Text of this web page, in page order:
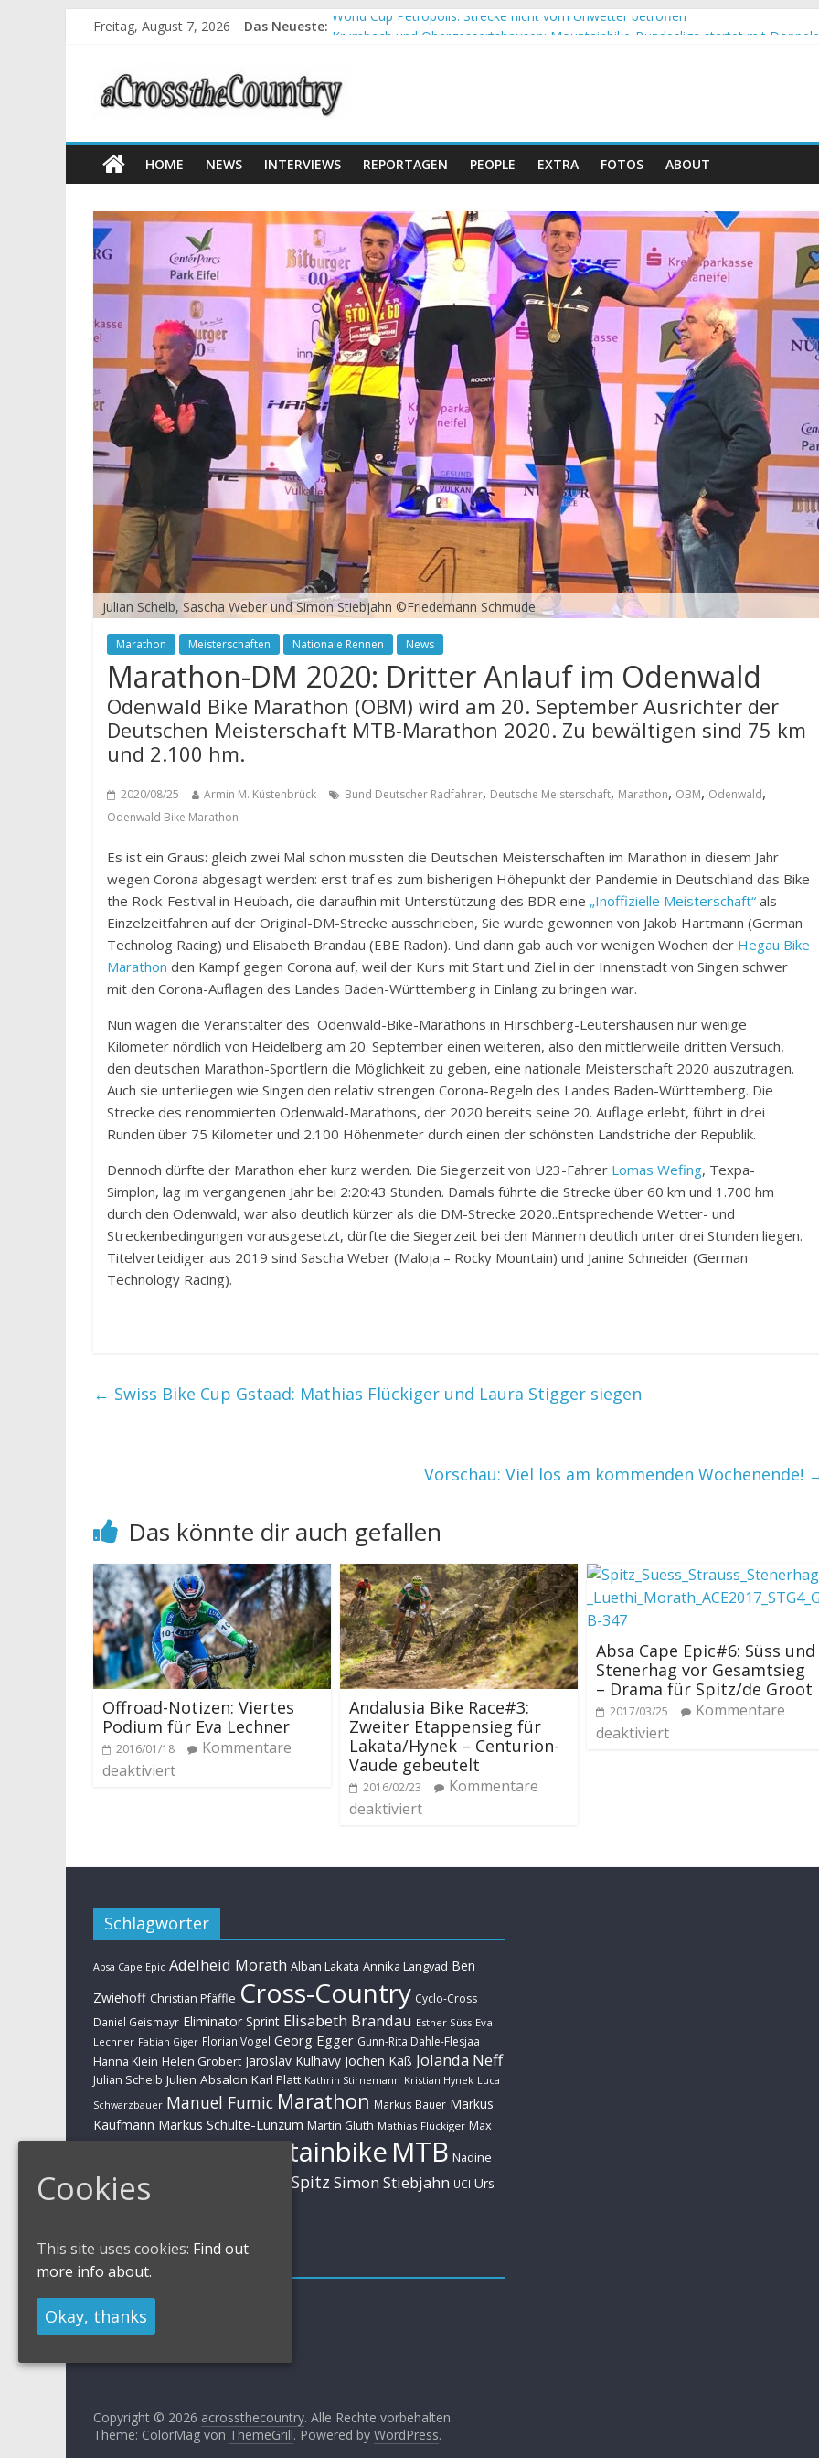
Freitag, August 7, 2026 Das Neueste: World Cup Petropolis: Strecke nicht vom Unwetter betroffen
Halbzeit beim Andalucia Bike Race: Weltmeister Seewald führt
Chelva: Schweizer Doppelsieg beim ersten XCO-Rennen der Saison
HOME NEWS INTERVIEWS REPORTAGEN PEOPLE EXTRA FOTOS ABOUT
Julian Schelb, Sascha Weber und Simon Stiebjahn ©Friedemann Schmude
Marathon Meisterschaften Nationale Rennen News
Marathon-DM 2020: Dritter Anlauf im Odenwald
Odenwald Bike Marathon (OBM) wird am 20. September Ausrichter der
Deutschen Meisterschaft MTB-Marathon 2020. Zu bewältigen sind 75 km
und 2.100 hm.
2020/08/25 Armin M. Küstenbrück Bund Deutscher Radfahrer, Deutsche Meisterschaft, Marathon, OBM, Odenwald,
Odenwald Bike Marathon
Es ist ein Graus: gleich zwei Mal schon mussten die Deutschen Meisterschaften im Marathon in diesem Jahr
wegen Corona abgesagt werden: erst traf es zum bisherigen Höhepunkt der Pandemie in Deutschland das Bike
the Rock-Festival in Heubach, die daraufhin mit Unterstützung des BDR eine „Inoffizielle Meisterschaft“ als
Einzelzeitfahren auf der Original-DM-Strecke ausschrieben, Sie wurde gewonnen von Jakob Hartmann (German
Technolog Racing) und Elisabeth Brandau (EBE Radon). Und dann gab auch vor wenigen Wochen der Hegau Bike
Marathon den Kampf gegen Corona auf, weil der Kurs mit Start und Ziel in der Innenstadt von Singen schwer
mit den Corona-Auflagen des Landes Baden-Württemberg in Einlang zu bringen war.
Nun wagen die Veranstalter des Odenwald-Bike-Marathons in Hirschberg-Leutershausen nur wenige
Kilometer nördlich von Heidelberg am 20. September einen weiteren, also den mittlerweile dritten Versuch,
den deutschen Marathon-Sportlern die Möglichkeit zu geben, eine nationale Meisterschaft 2020 auszutragen.
Auch sie unterliegen wie Singen den relativ strengen Corona-Regeln des Landes Baden-Württemberg. Die
Strecke des renommierten Odenwald-Marathons, der 2020 bereits seine 20. Auflage erlebt, führt in drei
Runden über 75 Kilometer und 2.100 Höhenmeter durch einen der schönsten Landstriche der Republik.
Dennoch dürfte der Marathon eher kurz werden. Die Siegerzeit von U23-Fahrer Lomas Wefing, Texpa-
Simplon, lag im vergangenen Jahr bei 2:20:43 Stunden. Damals führte die Strecke über 60 km und 1.700 hm
durch den Odenwald, war also deutlich kürzer als die DM-Strecke 2020..Entsprechende Wetter- und
Streckenbedingungen vorausgesetzt, dürfte die Siegerzeit bei den Männern deutlich unter drei Stunden liegen.
Titelverteidiger aus 2019 sind Sascha Weber (Maloja – Rocky Mountain) und Janine Schneider (German
Technology Racing).
← Swiss Bike Cup Gstaad: Mathias Flückiger und Laura Stigger siegen
Vorschau: Viel los am kommenden Wochenende!
Das könnte dir auch gefallen
Offroad-Notizen: Viertes
Podium für Eva Lechner
2016/01/18
Kommentare
deaktiviert
Andalusia Bike Race#3:
Zweiter Etappensieg für
Lakata/Hynek – Centurion-
Vaude gebeutelt
2016/02/23
Kommentare
deaktiviert
Absa Cape Epic#6: Süss und
Stenerhag vor Gesamtsieg
– Drama für Spitz/de Groot
2017/03/25
Kommentare
deaktiviert
Schlagwörter
Absa Cape Epic Adelheid Morath Alban Lakata Annika Langvad Ben
Zwiehoff Christian Pfäffle Cross-Country Cyclo-Cross
Daniel Geismayr Eliminator Sprint Elisabeth Brandau Esther Süss Eva
Lechner Fabian Giger Florian Vogel Georg Egger Gunn-Rita Dahle-Flesjaa
Hanna Klein Helen Grobert Jaroslav Kulhavy Jochen Käß Jolanda Neff
Julian Schelb Julien Absalon Karl Platt Kathrin Stirnemann Kristian Hynek Luca
Schwarzbauer Manuel Fumic Marathon Markus Bauer Markus
Kaufmann Markus Schulte-Lünzum Martin Gluth Mathias Flückiger Max
Mountainbike MTB Nadine
Rieder Nino Schurter Sabine Spitz Simon Stiebjahn UCI Urs
Huber
Impressum
Impressum / Kontakt
Datenschutzerklärung
Cookies Policy
Copyright © 2026 acrossthecountry. Alle Rechte vorbehalten.
Theme: ColorMag von ThemeGrill. Powered by WordPress.
Cookies
This site uses cookies: Find out
more info about.
Okay, thanks